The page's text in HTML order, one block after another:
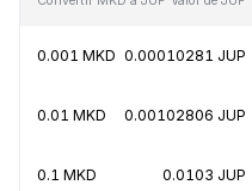
0.001 MKD 0.00010281 JUP
0.01 MKD 0.00102806 JUP
0.1 MKD 0.0103 JUP